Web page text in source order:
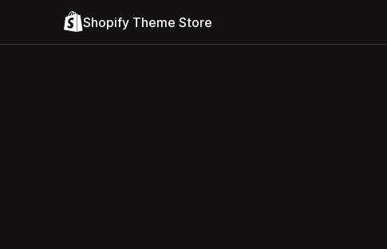
Shopify Theme Store